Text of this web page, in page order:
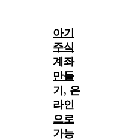
아기
주식
계좌
만들
기, 온
라인
으로
가능